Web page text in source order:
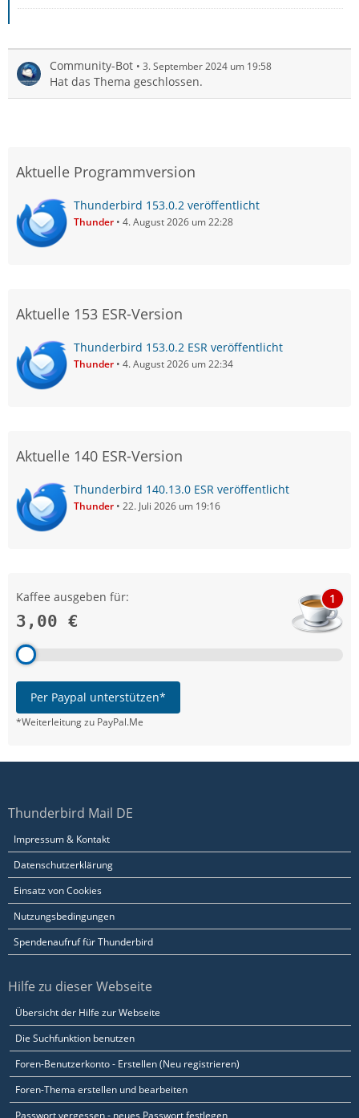
Community-Bot 3. September 2024 um 19:58
Hat das Thema geschlossen.
Aktuelle Programmversion
Thunderbird 153.0.2 veröffentlicht
Thunder 4. August 2026 um 22:28
Aktuelle 153 ESR-Version
Thunderbird 153.0.2 ESR veröffentlicht
Thunder 4. August 2026 um 22:34
Aktuelle 140 ESR-Version
Thunderbird 140.13.0 ESR veröffentlicht
Thunder 22. Juli 2026 um 19:16
Kaffee ausgeben für:
3,00 €
1
Per Paypal unterstützen*
*Weiterleitung zu PayPal.Me
Thunderbird Mail DE
Impressum & Kontakt
Datenschutzerklärung
Einsatz von Cookies
Nutzungsbedingungen
Spendenaufruf für Thunderbird
Hilfe zu dieser Webseite
Übersicht der Hilfe zur Webseite
Die Suchfunktion benutzen
Foren-Benutzerkonto - Erstellen (Neu registrieren)
Foren-Thema erstellen und bearbeiten